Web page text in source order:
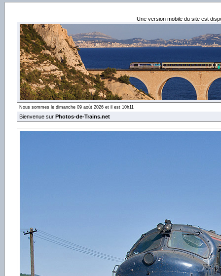
Une version mobile du site est
Nous sommes le dimanche 09 août 2026 et il est 10h11
Bienvenue sur Photos-de-Trains.net